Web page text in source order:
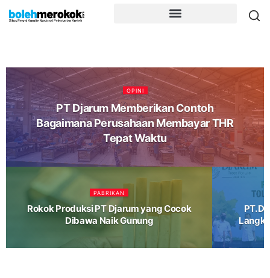
OPINI
PT Djarum Memberikan Contoh
Bagaimana Perusahaan Membayar THR
Tepat Waktu
PABRIKAN
Rokok Produksi PT Djarum yang Cocok
Dibawa Naik Gunung
PT.